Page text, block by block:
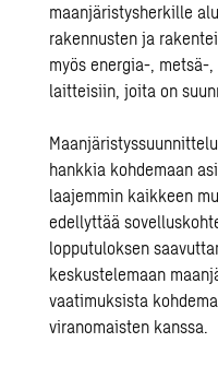
maanjäristysherkille
rakennusten ja
myös energia-,
laitteisiin, joita on
hankkia kohdemaan
laajemmin kaikkeen
edellyttää
lopputuloksen
keskustelemaan
vaatimuksista
viranomaisten kanssa.